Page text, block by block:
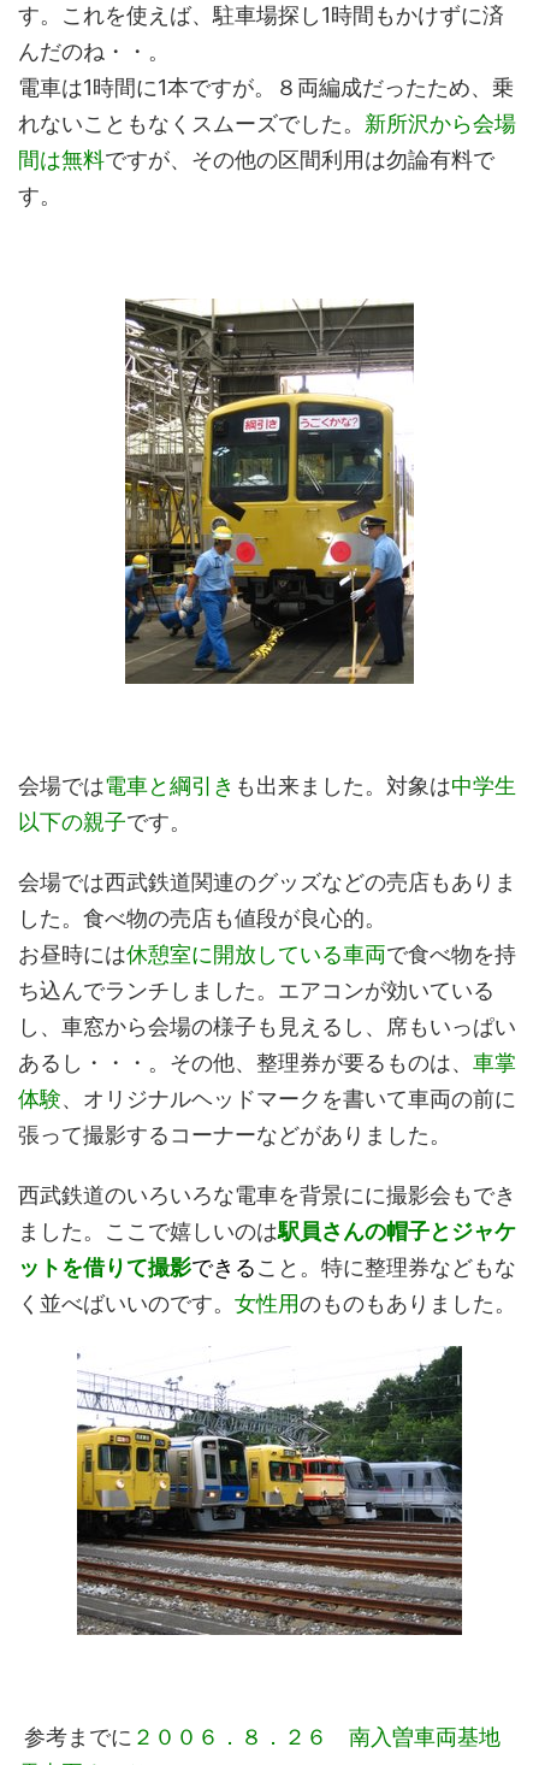
す。これを使えば、駐車場探し1時間もかけずに済
んだのね・・。
電車は1時間に1本ですが。８両編成だったため、乗
れないこともなくスムーズでした。 新所沢から会場
間は無料ですが、その他の区間利用は勿論有料で
す。
会場では電車と綱引き も出来ました。対象は中学生
以下の親子です。
会場では西武鉄道関連のグッズなどの売店もありま
した。食べ物の売店も値段が良心的。
お昼時には休憩室に開放している車両で食べ物を持
ち込んでランチしました。エアコンが効いている
し、車窓から会場の様子も見えるし、席もいっぱい
あるし・・・。その他、整理券が要るものは、 車掌
体験、オリジナルヘッドマークを書いて車両の前に
張って撮影するコーナーなどがありました。
西武鉄道のいろいろな電車を背景にに撮影会もでき
ました。ここで嬉しいのは駅員さんの帽子とジャケ
ットを借りて撮影できること。特に整理券などもな
く並べばいいのです。 女性用のものもありました。
参考までに ２００６．８．２６ 南入曽車両基地